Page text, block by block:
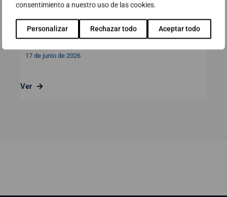
consentimiento a nuestro uso de las cookies.
Personalizar Rechazar todo Aceptar todo
Webinar: Impulsa tu negocio con
IA – Agentes Copilot en la Gestión
de Ventas y Atención al cliente
17 de junio de 2026
Ver